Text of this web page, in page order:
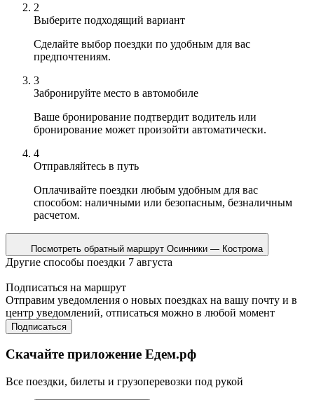
2
Выберите подходящий вариант
Сделайте выбор поездки по удобным для вас
предпочтениям.
3
Забронируйте место в автомобиле
Ваше бронирование подтвердит водитель или
бронирование может произойти автоматически.
4
Отправляйтесь в путь
Оплачивайте поездки любым удобным для вас
способом: наличными или безопасным, безналичным
расчетом.
Посмотреть обратный маршрут Осинники — Кострома
Другие способы поездки 7 августа
Подписаться на маршрут
Отправим уведомления о новых поездках на вашу почту и в
центр уведомлений, отписаться можно в любой момент
Подписаться
Скачайте приложение Едем.рф
Все поездки, билеты и грузоперевозки под рукой